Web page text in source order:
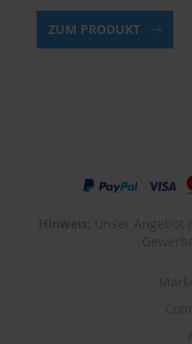
ZUM PRODUKT